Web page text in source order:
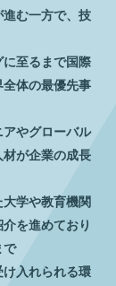
む一方で、技
至るまで国際
体の最優先事
やグローバル
が企業の成長
学や教育機関
を進めており
で
入れられる環